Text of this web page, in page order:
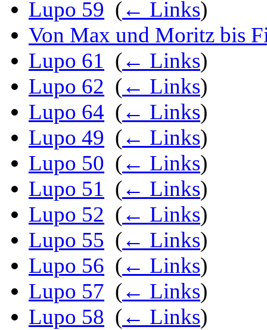
Lupo 59 (← Links)
Von Max und Moritz bis
Lupo 61 (← Links)
Lupo 62 (← Links)
Lupo 64 (← Links)
Lupo 49 (← Links)
Lupo 50 (← Links)
Lupo 51 (← Links)
Lupo 52 (← Links)
Lupo 55 (← Links)
Lupo 56 (← Links)
Lupo 57 (← Links)
Lupo 58 (← Links)